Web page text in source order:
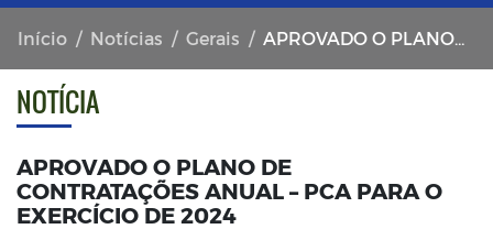
Início Notícias Gerais APROVADO O PLANO DE CONTRATAÇÕES ANUAL – PCA PARA O EXERCÍCIO DE 2024
NOTÍCIA
APROVADO O PLANO DE
CONTRATAÇÕES ANUAL – PCA PARA O
EXERCÍCIO DE 2024